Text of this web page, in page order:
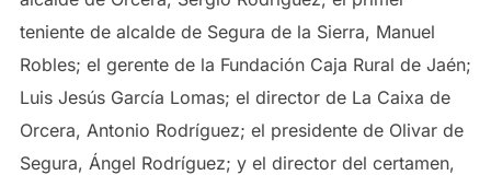
teniente de alcalde de Segura de la Sierra, Manuel
Robles; el gerente de la Fundación Caja Rural de Jaén;
Luis Jesús García Lomas; el director de La Caixa de
Orcera, Antonio Rodríguez; el presidente de Olivar de
Segura, Ángel Rodríguez; y el director del certamen,